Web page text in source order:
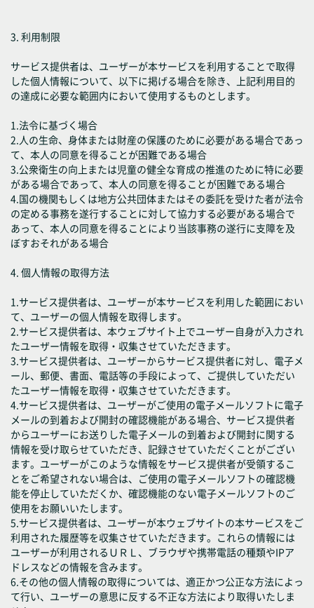
3. 利用制限
サービス提供者は、ユーザーが本サービスを利用することで取得
した個人情報について、以下に掲げる場合を除き、上記利用目的
の達成に必要な範囲内において使用するものとします。
1.法令に基づく場合
2.人の生命、身体または財産の保護のために必要がある場合であっ
て、本人の同意を得ることが困難である場合
3.公衆衛生の向上または児童の健全な育成の推進のために特に必要
がある場合であって、本人の同意を得ることが困難である場合
4.国の機関もしくは地方公共団体またはその委託を受けた者が法令
の定める事務を遂行することに対して協力する必要がある場合で
あって、本人の同意を得ることにより当該事務の遂行に支障を及
ぼすおそれがある場合
4. 個人情報の取得方法
1.サービス提供者は、ユーザーが本サービスを利用した範囲におい
て、ユーザーの個人情報を取得します。
2.サービス提供者は、本ウェブサイト上でユーザー自身が入力され
たユーザー情報を取得・収集させていただきます。
3.サービス提供者は、ユーザーからサービス提供者に対し、電子メ
ール、郵便、書面、電話等の手段によって、ご提供していただい
たユーザー情報を取得・収集させていただきます。
4.サービス提供者は、ユーザーがご使用の電子メールソフトに電子
メールの到着および開封の確認機能がある場合、サービス提供者
からユーザーにお送りした電子メールの到着および開封に関する
情報を受け取らせていただき、記録させていただくことがござい
ます。ユーザーがこのような情報をサービス提供者が受領するこ
とをご希望されない場合は、ご使用の電子メールソフトの確認機
能を停止していただくか、確認機能のない電子メールソフトのご
使用をお願いいたします。
5.サービス提供者は、ユーザーが本ウェブサイトの本サービスをご
利用された履歴等を収集させていただきます。これらの情報には
ユーザーが利用されるＵＲＬ、ブラウザや携帯電話の種類やIPア
ドレスなどの情報を含みます。
6.その他の個人情報の取得については、適正かつ公正な方法によっ
て行い、ユーザーの意思に反する不正な方法により取得いたしま